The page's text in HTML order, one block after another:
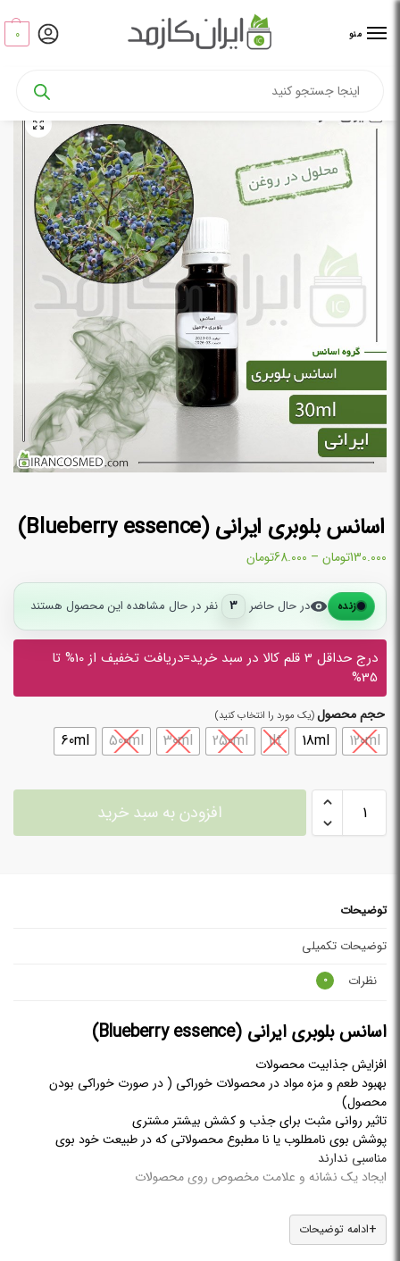
منو 0
اسانس بلوبری ایرانی (Blueberry essence)
130.000تومان –
68.000تومان
زنده در حال حاضر 3 نفر در حال مشاهده این محصول هستند
درج حداقل 3 قلم کالا در سبد خرید=دریافت تخفیف از 10% تا
35%
حجم محصول
120ml
18ml
1lt
250ml
30ml
500ml
60ml
افزودن به سبد خرید
توضیحات
توضیحات تکمیلی
نظرات
0
اسانس بلوبری ایرانی (Blueberry essence)
افزایش جذابیت محصولات
بهبود طعم و مزه مواد در محصولات خوراکی ( در صورت خوراکی بودن
محصول)
تاثیر روانی مثبت برای جذب و کشش بیشتر مشتری
پوشش بوی نامطلوب یا نا مطبوع محصولاتی که در طبیعت خود بوی
مناسبی ندارند
ایجاد یک نشانه و علامت مخصوص روی محصولات
ادامه توضیحات